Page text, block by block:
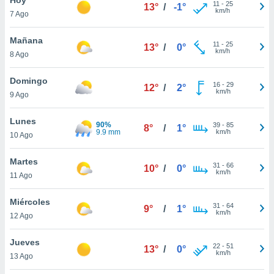
en
más
nuestra
de
cookies
aceptar
7 Ago
13° / -1° 11 - 25
km/h
Mañana
8 Ago
13° / 0° 11 - 25
km/h
Domingo
9 Ago
12° / 2° 16- 29
km/h
Lunes
10 Ago
90%
9.9 mm
8° / 1° 39- 85
km/h
Martes
11 Ago
10° / 0° 31 - 66
km/h
Miércoles
12 Ago
9° / 1° 31 - 64
km/h
Jueves
13 Ago
13° / 0° 22- 51
km/h